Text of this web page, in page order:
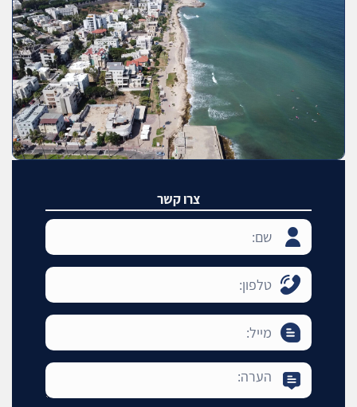
צרו קשר